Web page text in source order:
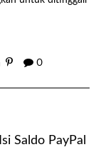
0
Saldo PayPal